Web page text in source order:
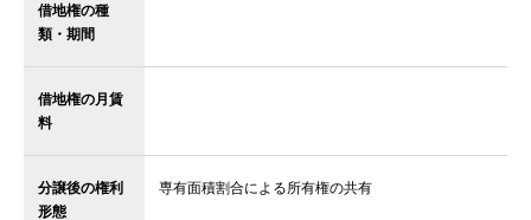
借地権の種
類・期間
借地権の月賃
料
分譲後の権利
形態
専有面積割合による所有権の共有